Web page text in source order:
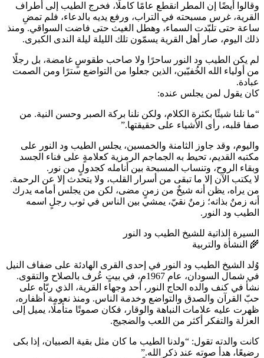
وقالوا أيضًا إن المطر انقطع عامًا كاملًا، فخرج الطيب إلى أطراف
القرية، غرس مسبحته في التراب، ورفع يديه بالدعاء، فلم تمضِ
ساعة حتى تلبّدت السماء، وهطل الغيث حتى فاضت السواقي. ومنذ
ذلك اليوم، صار أهل القرية يسمّون تلك الليلة ليلة الندى الكبرى.
لم يكن الطيب ود النور ساحرًا ولا صاحب طقوسٍ غامضة، بل رجلًا
من أولياء الله الخُفيّين، الذين جعلوا من التواضع سترًا ومن الصمت
عبادة.
كان يقول لمن يجلس عنده:
“ما نلنا شيئًا بكثرة الكلام، ولكن نلنا بركة الصبر وحسن النية. من
صفا قلبه، رأى الأشياء على حقيقتها.”
واليوم، وقد جاوز الثامنة والخمسين، يجلس الطيب ود النور على
مكتبه القديم، تحيط به الجماجم الرمزية كعلامةٍ على فناء الجسد
وبقاء الروح، وتنساب المسبحة بين أنامله كجدولٍ من نور.
لا يكتب الآن إلا ما تبقى من أسرار القلب، ولا يتحدث إلا عن الرحمة.
من يراه، يظن أنه شيخٌ من زمنٍ مضى، لكن من يجلس أمامه يدرك
أنه زمنٌ بذاته؛ زمنٌ نقيّ، يمشي بين الناس في ثوب رجلٍ اسمه
الطيب ود النور.
السيرة الذاتية للشيخ الطيب ود النور
🌾 النشأة والتربية
وُلد الشيخ الطيب ود النور في إحدى القرى الهادئة على ضفاف النيل
في شمال السودان، عام 1967م، في بيتٍ عُرف بالصلاح والتقوى.
نشأ في كنف والده الحاج النور، أحد وجهاء القرية، الذي ربّاه على
حبّ القرآن والصدق والتواضع وخدمة الناس. ومنذ نعومة أظفاره،
ظهرت عليه علامات النباهة والوقار، فكان صموتًا متأملًا، يميل إلى
العزلة والتفكر أكثر من اللعب والضجيج.
كانت والدته تقول: “ولدنا الطيب ما كان مثل بقية الصبيان، إذا بكى
رضيعًا، هدأ صوته عند ذكر الله.”